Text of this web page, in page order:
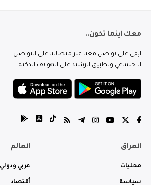
معك اينما تكون..
ابقى على تواصل معنا عبر منصاتنا على التواصل
الاجتماعي وتطبيق الرشيد على الهواتف الذكية.
العراق
محليات
سياسة
العالم
عربي ودولي
أقتصاد